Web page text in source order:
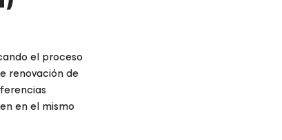
el proceso
renovación de
en el mismo